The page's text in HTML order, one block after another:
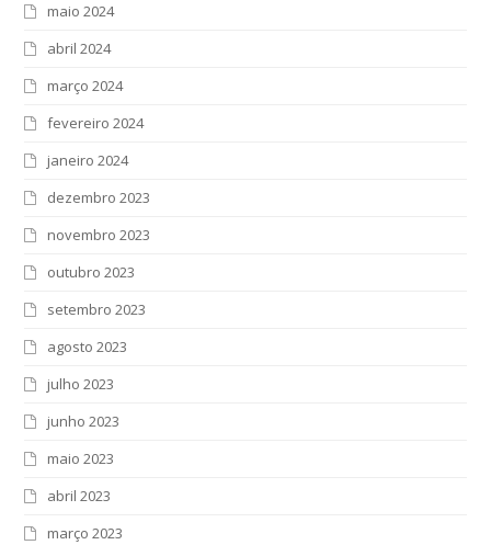
maio 2024
abril 2024
março 2024
fevereiro 2024
janeiro 2024
dezembro 2023
novembro 2023
outubro 2023
setembro 2023
agosto 2023
julho 2023
junho 2023
maio 2023
abril 2023
março 2023